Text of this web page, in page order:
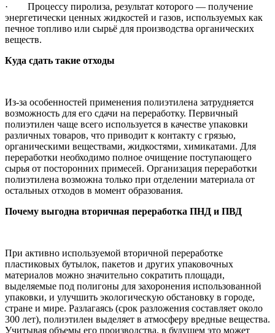
· Процессу пиролиза, результат которого — получение
энергетически ценных жидкостей и газов, используемых как
печное топливо или сырьё для производства органических
веществ.
Куда сдать такие отходы
Из-за особенностей применения полиэтилена затрудняется
возможность для его сдачи на переработку. Первичный
полиэтилен чаще всего используется в качестве упаковки
различных товаров, что приводит к контакту с грязью,
органическими веществами, жидкостями, химикатами. Для
переработки необходимо полное очищение поступающего
сырья от посторонних примесей. Организация переработки
полиэтилена возможна только при отделении материала от
остальных отходов в момент образования.
Почему выгодна вторичная переработка ПНД и ПВД
При активно используемой вторичной переработке
пластиковых бутылок, пакетов и других упаковочных
материалов можно значительно сократить площади,
выделяемые под полигоны для захоронения использованной
упаковки, и улучшить экологическую обстановку в городе,
стране и мире. Разлагаясь (срок разложения составляет около
300 лет), полиэтилен выделяет в атмосферу вредные вещества.
Учитывая объемы его производства, в будущем это может